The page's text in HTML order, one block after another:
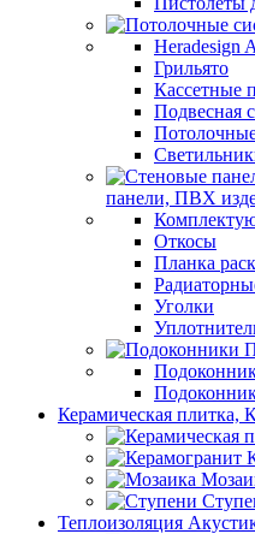
Heradesign
Грильято
Кассетные
Подвесная
панели, ПВХ
Откосы
Планка
Уголки
Керамическая плитка,
Теплоизоляция